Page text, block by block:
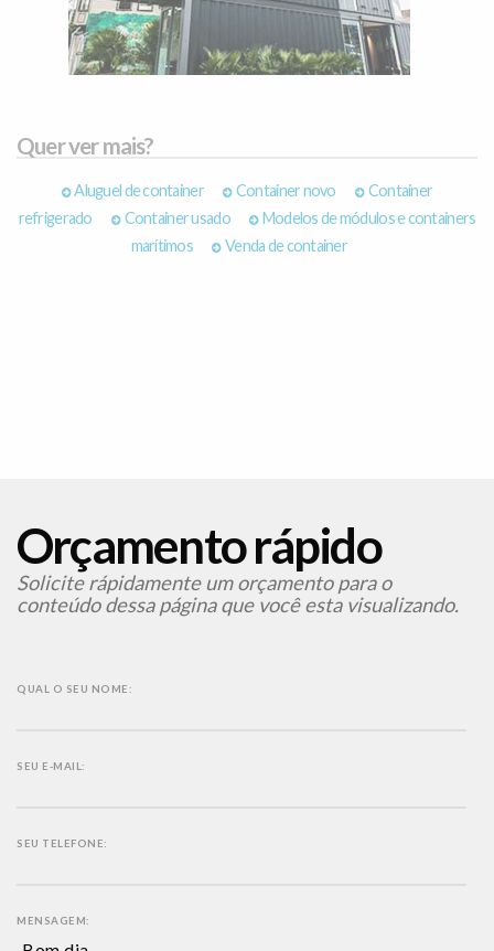
Quer ver mais?
Aluguel de container Container novo
Container
refrigerado
Container usado
Modelos de módulos e containers
marítimos
Venda de container
Orçamento rápido
Solicite rápidamente um orçamento para o
conteúdo dessa página que você esta visualizando.
QUAL O SEU NOME:
SEU E-MAIL:
SEU TELEFONE:
MENSAGEM: